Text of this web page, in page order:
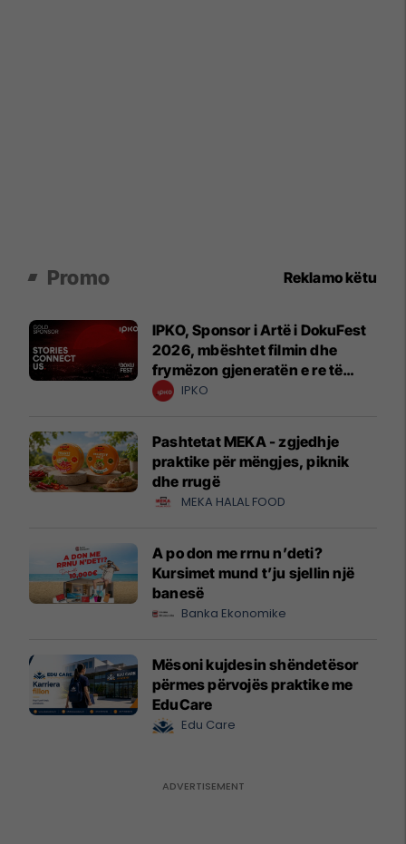
Promo Reklamo këtu
IPKO, Sponsor i Artë i DokuFest
2026, mbështet filmin dhe
frymëzon gjeneratën e re të
krijuesve
IPKO
Pashtetat MEKA - zgjedhje
praktike për mëngjes, piknik
dhe rrugë
MEKA HALAL FOOD
A po don me rrnu n’deti?
Kursimet mund t’ju sjellin një
banesë
Banka Ekonomike
Mësoni kujdesin shëndetësor
përmes përvojës praktike me
EduCare
Edu Care